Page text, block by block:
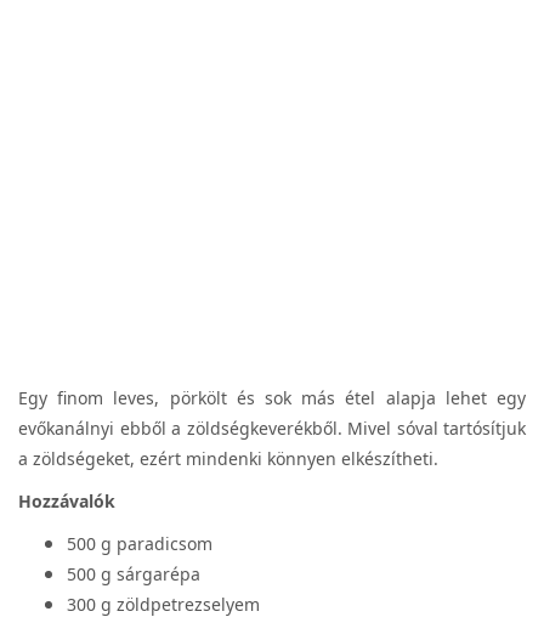
Egy finom leves, pörkölt és sok más étel alapja lehet egy
evőkanálnyi ebből a zöldségkeverékből. Mivel sóval tartósítjuk
a zöldségeket, ezért mindenki könnyen elkészítheti.
Hozzávalók
500 g paradicsom
500 g sárgarépa
300 g zöldpetrezselyem